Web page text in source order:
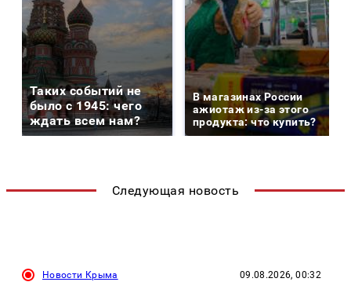
Таких событий не
было с 1945: чего
ждать всем нам?
В магазинах России
ажиотаж из-за этого
продукта: что купить?
Следующая новость
Новости Крыма 09.08.2026, 00:32